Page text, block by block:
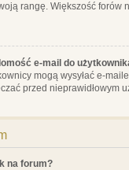
rangę. Większość
e-mail do
mogą wysyłać e-
przed nieprawidłowym
na forum?